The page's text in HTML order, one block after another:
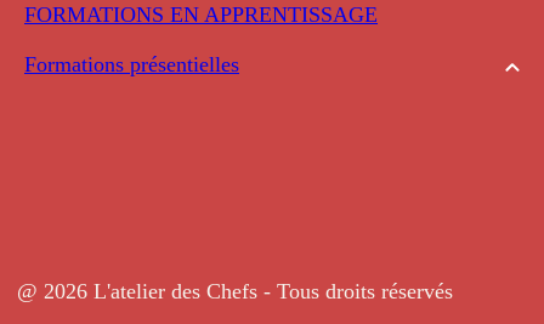
FORMATIONS EN APPRENTISSAGE
Formations présentielles
@ 2026 L'atelier des Chefs - Tous droits réservés